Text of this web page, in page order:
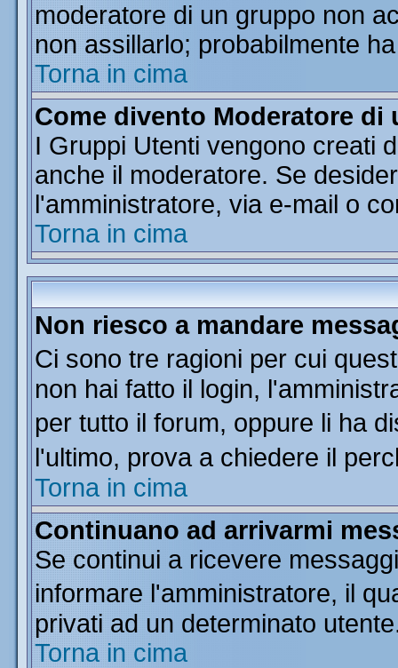
moderatore di un gruppo non
non assillarlo; probabilmente
Torna in cima
Come divento Moderatore di
I Gruppi Utenti vengono creati
anche il moderatore. Se
l'amministratore, via e-mail o
Torna in cima
Non riesco a mandare
Ci sono tre ragioni per cui
non hai fatto il login,
per tutto il forum, oppure li ha
l'ultimo, prova a chiedere il
Torna in cima
Continuano ad arrivarmi
Se continui a ricevere
informare l'amministratore, il
privati ad un determinato
Torna in cima